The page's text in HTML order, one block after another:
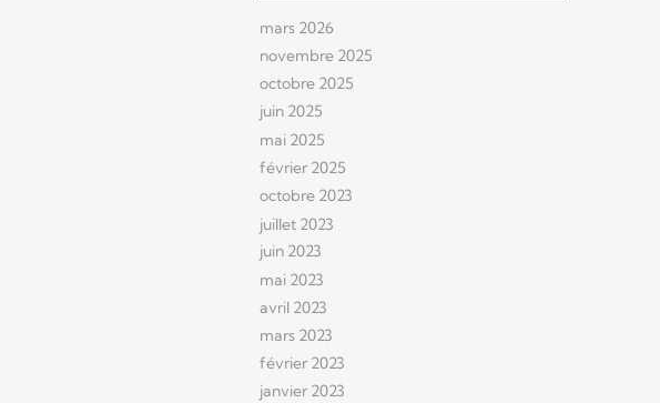
mars 2026
novembre 2025
octobre 2025
juin 2025
mai 2025
février 2025
octobre 2023
juillet 2023
juin 2023
mai 2023
avril 2023
mars 2023
février 2023
janvier 2023